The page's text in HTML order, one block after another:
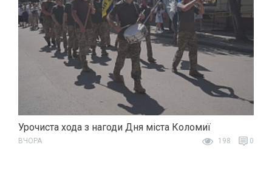
Урочиста хода з нагоди Дня міста Коломиї
ВЧОРА 198 0